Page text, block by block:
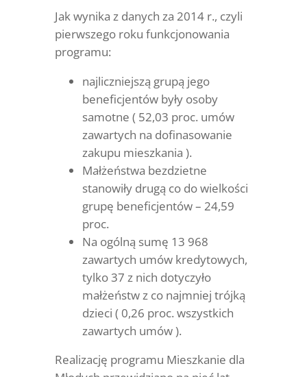
Jak wynika z danych za 2014 r., czyli
pierwszego roku funkcjonowania
programu:
najliczniejszą grupą jego
beneficjentów były osoby
samotne ( 52,03 proc. umów
zawartych na dofinasowanie
zakupu mieszkania ).
Małżeństwa bezdzietne
stanowiły drugą co do wielkości
grupę beneficjentów – 24,59
proc.
Na ogólną sumę 13 968
zawartych umów kredytowych,
tylko 37 z nich dotyczyło
małżeństw z co najmniej trójką
dzieci ( 0,26 proc. wszystkich
zawartych umów ).
Realizację programu Mieszkanie dla